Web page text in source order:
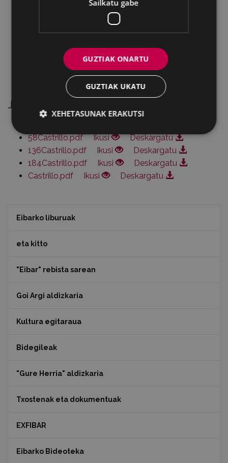
1997. Castrillo Ortuoste Artxiboaren dohaintza:
Eranskina: Fondoaren makrodeskripzioa.
Argazkien aurkibidea.
Bibliografía eta iturriak.
Jaitsi PDFak
58Castrillo.pdf
Ikusi
Deskargatu
136Castrillo.pdf
Ikusi
Deskargatu
184Castrillo.pdf
Ikusi
Deskargatu
Castrillo.pdf
Ikusi Deskargatu
Eibarko liburuak
eta kitto
"Eibar" rebista sarean
Goi Argi aldizkaria
Kultura egitaraua
Bidegileak
"Gure Herria" aldizkaria
Txostenak eta dokumentuak
EXFIBAR
Eibarko Bideoteka
Sailkatu gabe
GUZTIAK ONARTU
GUZTIAK UKATU
XEHETASUNAK ERAKUTSI